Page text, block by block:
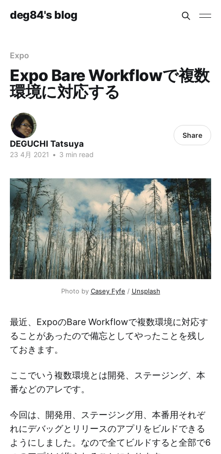
deg84's blog
Expo
Expo Bare Workflowで複数
環境に対応する
DEGUCHI Tatsuya
23 4月 2021 • 3 min read
Share
Photo by Casey Fyfe / Unsplash
最近、ExpoのBare Workflowで複数環境に対応す
ることがあったので備忘としてやったことを残し
ておきます。
ここでいう複数環境とは開発、ステージング、本
番などのアレです。
今回は、開発用、ステージング用、本番用それぞ
れにデバッグとリリースのアプリをビルドできる
ようにしました。なので全てビルドすると全部で6